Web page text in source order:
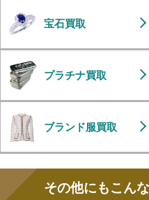
宝石買取
プラチナ買取
ブランド服買取
その他にもこん